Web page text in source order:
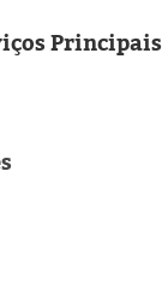
Principais